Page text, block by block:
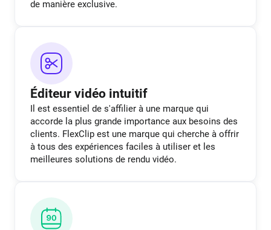
de manière exclusive.
Éditeur vidéo intuitif
Il est essentiel de s'affilier à une marque qui
accorde la plus grande importance aux besoins des
clients. FlexClip est une marque qui cherche à offrir
à tous des expériences faciles à utiliser et les
meilleures solutions de rendu vidéo.